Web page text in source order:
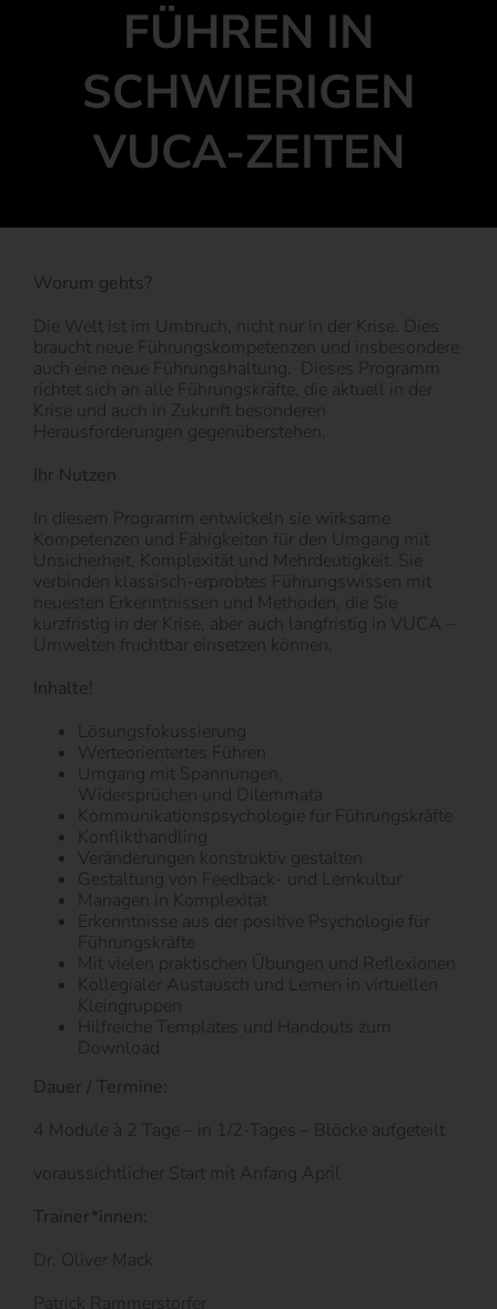
FÜHREN IN
SCHWIERIGEN
VUCA-ZEITEN
Worum gehts?
Die Welt ist im Umbruch, nicht nur in der Krise. Dies
braucht neue Führungskompetenzen und insbesondere
auch eine neue Führungshaltung. Dieses Programm
richtet sich an alle Führungskräfte, die aktuell in der
Krise und auch in Zukunft besonderen
Herausforderungen gegenüberstehen.
Ihr Nutzen
In diesem Programm entwickeln sie wirksame
Kompetenzen und Fähigkeiten für den Umgang mit
Unsicherheit, Komplexität und Mehrdeutigkeit. Sie
verbinden klassisch-erprobtes Führungswissen mit
neuesten Erkenntnissen und Methoden, die Sie
kurzfristig in der Krise, aber auch langfristig in VUCA –
Umwelten fruchtbar einsetzen können.
Inhalte!
Lösungsfokussierung
Werteorientertes Führen
Umgang mit Spannungen,
Widersprüchen und Dilemmata
Kommunikationspsychologie für Führungskräfte
Konflikthandling
Veränderungen konstruktiv gestalten
Gestaltung von Feedback- und Lernkultur
Managen in Komplexität
Erkenntnisse aus der positive Psychologie für
Führungskräfte
Mit vielen praktischen Übungen und Reflexionen
Kollegialer Austausch und Lernen in virtuellen
Kleingruppen
Hilfreiche Templates und Handouts zum
Download
Dauer / Termine:
4 Module à 2 Tage – in 1/2-Tages – Blöcke aufgeteilt
voraussichtlicher Start mit Anfang April
Trainer*innen:
Dr. Oliver Mack
Patrick Rammerstorfer